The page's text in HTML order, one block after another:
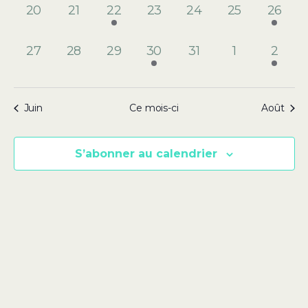
0
20
0
évènement,
21
1
évènement,
22
0
23
0
24
0
évènement,
25
2
26
0
27
0
28
0
évènement,
29
1
évènement,
30
0
31
0
évènement,
1
12
Juin Ce mois-ci Août
S’abonner au calendrier